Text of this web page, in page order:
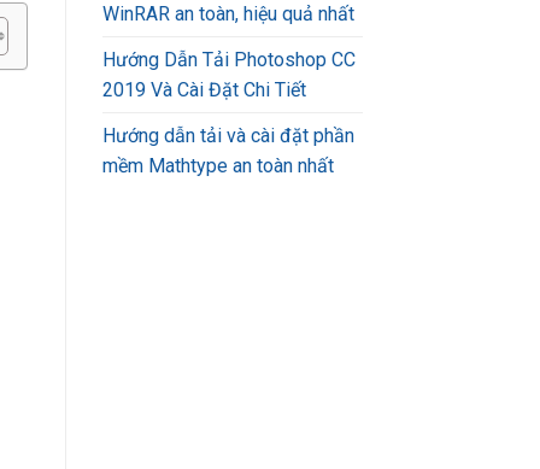
WinRAR an toàn, hiệu quả nhất
Hướng Dẫn Tải Photoshop CC
2019 Và Cài Đặt Chi Tiết
Hướng dẫn tải và cài đặt phần
mềm Mathtype an toàn nhất